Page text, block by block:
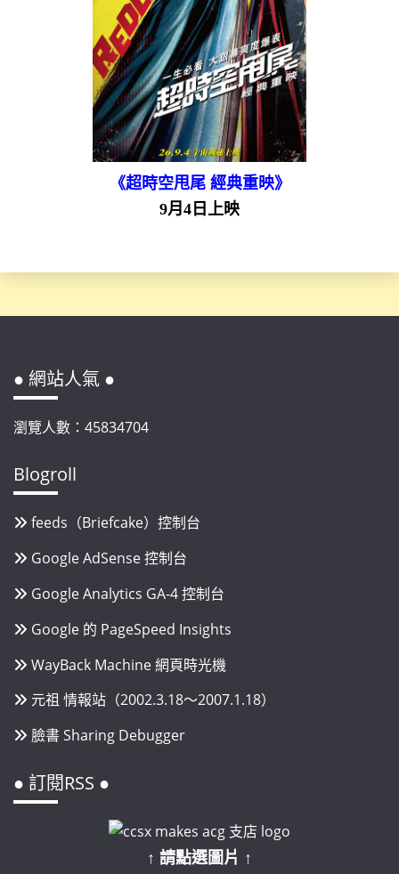
《超時空甩尾 經典重映》
9月4日上映
● 網站人氣 ●
瀏覽人數：45834704
Blogroll
feeds（Briefcake）控制台
Google AdSense 控制台
Google Analytics GA-4 控制台
Google 的 PageSpeed Insights
WayBack Machine 網頁時光機
元祖 情報站（2002.3.18～2007.1.18）
臉書 Sharing Debugger
● 訂閱RSS ●
↑ 請點選圖片 ↑